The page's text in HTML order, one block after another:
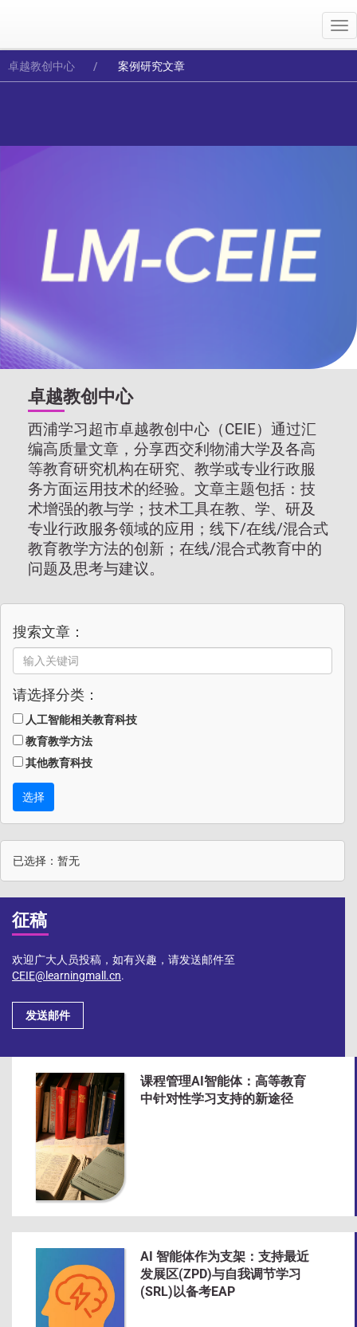
卓越教创中心 案例研究文章
卓越教创中心
西浦学习超市卓越教创中心（CEIE）通过汇
编高质量文章，分享西交利物浦大学及各高
等教育研究机构在研究、教学或专业行政服
务方面运用技术的经验。文章主题包括：技
术增强的教与学；技术工具在教、学、研及
专业行政服务领域的应用；线下/在线/混合式
教育教学方法的创新；在线/混合式教育中的
问题及思考与建议。
搜索文章：
请选择分类：
人工智能相关教育科技
教育教学方法
其他教育科技
选择
已选择：暂无
征稿
欢迎广大人员投稿，如有兴趣，请发送邮件至
CEIE@learningmall.cn.
发送邮件
课程管理AI智能体：高等教育
中针对性学习支持的新途径
AI 智能体作为支架：支持最近
发展区(ZPD)与自我调节学习
(SRL)以备考EAP